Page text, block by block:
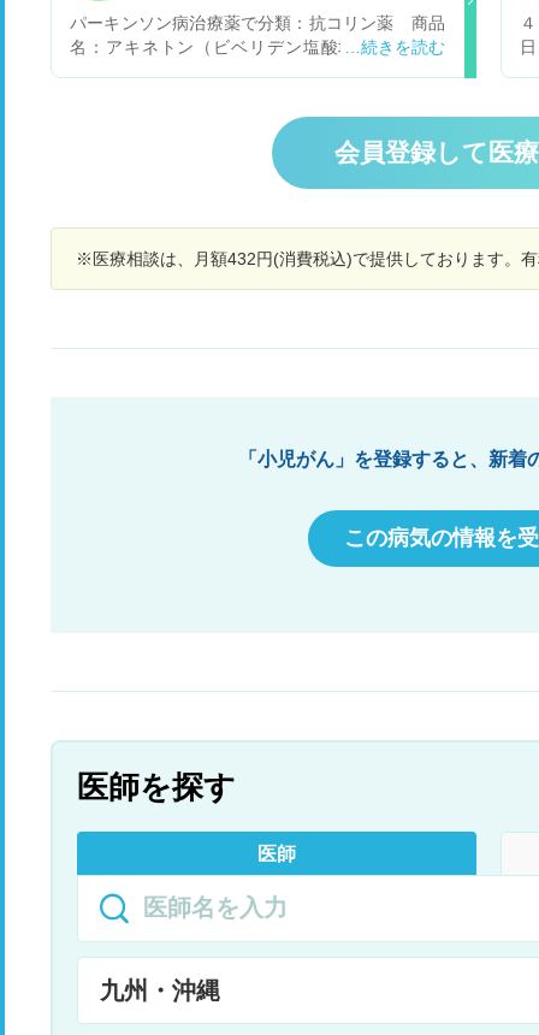
うか。 また、脛の骨が変形したまま、 成長して
いるようです。 がんの治療が終了後、歩けるよう
になるのでしょうか。障害が残ることもあります
E
パーキンソン病治療薬で分類：抗コリン薬 商品
名：アキネトン（ビベリデン塩酸塩）には副作
0㎎」はこれに該当しますか？
した。 いず
会員登録して医
※医療相談は、月額432円(消費税込)で提供しております。
「小児がん」を登録すると、新
この病気の情報を
医師を探す
医師